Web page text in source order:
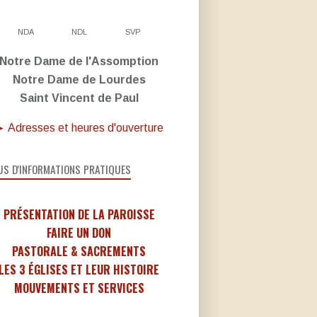
NDA NDL SVP
Notre Dame de l'Assomption
Notre Dame de Lourdes
Saint Vincent de Paul
Adresses et heures d'ouverture
D'INFORMATIONS PRATIQUES
PRÉSENTATION DE LA PAROISSE
FAIRE UN DON
PASTORALE & SACREMENTS
3 ÉGLISES ET LEUR HISTOIRE
MOUVEMENTS ET SERVICES